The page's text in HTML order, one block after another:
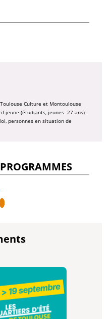
Culture et Montoulouse
jeune (étudiants, jeunes -27 ans)
personnes en situation de